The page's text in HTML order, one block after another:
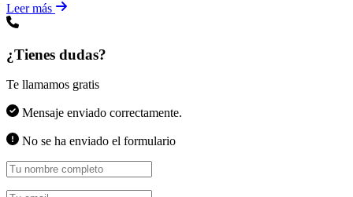
Leer más
¿Tienes dudas?
Te llamamos gratis
Mensaje enviado correctamente.
No se ha enviado el formulario